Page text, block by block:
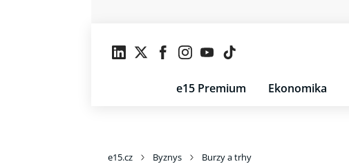
e15 Premium Ekonomika
e15.cz Byznys Burzy a trhy